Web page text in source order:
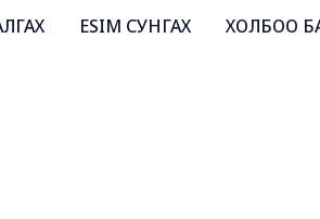
ESIM СУНГАХ ХОЛБОО